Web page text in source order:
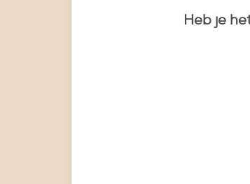
Heb je